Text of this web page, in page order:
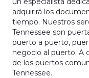
adquirirá los
tiempo. Nuestros
Tennessee son
puerto a puerto,
negocio al puerto. A
de los puertos
Tennessee.